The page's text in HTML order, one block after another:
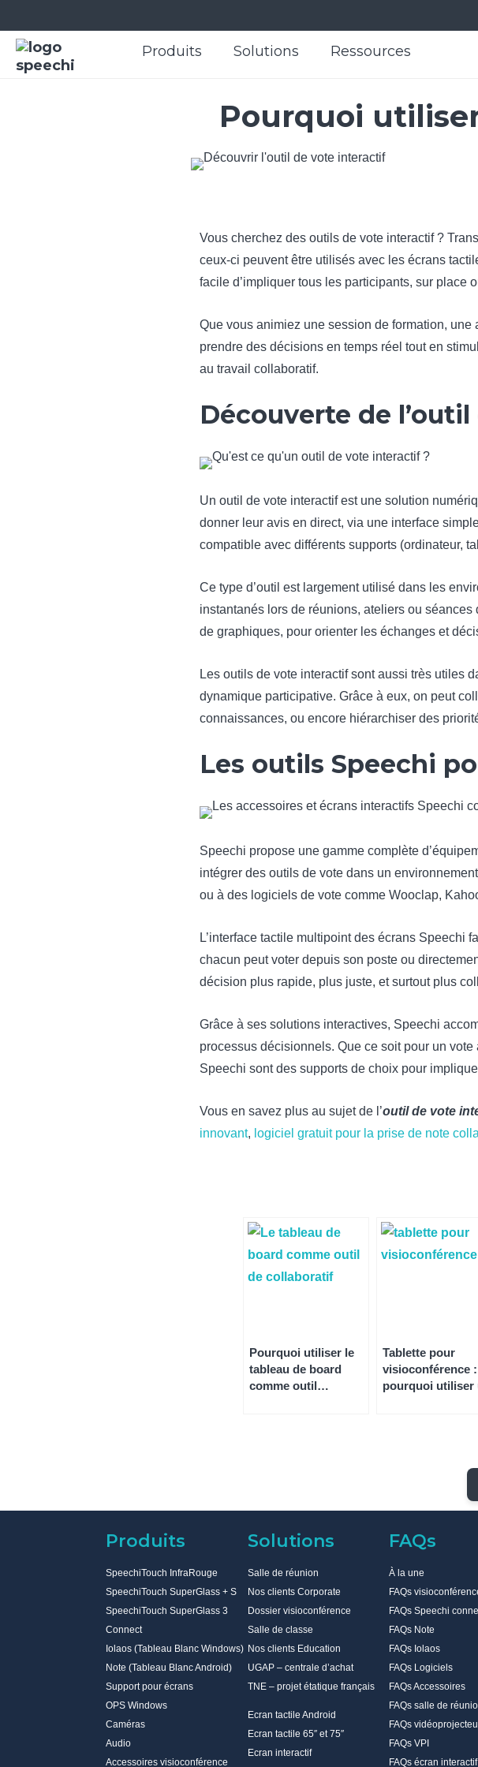
Produits Solutions Ressources
Pourquoi
Vous cherchez des outils de vote interactif ?
ceux-ci peuvent être utilisés avec les écrans
facile d’impliquer tous les participants, sur place
Que vous animiez une session de formation,
prendre des décisions en temps réel tout en
au travail collaboratif.
Découverte de
Un outil de vote interactif est une solution
donner leur avis en direct, via une interface
compatible avec différents supports (ordinateur,
Ce type d’outil est largement utilisé dans les
instantanés lors de réunions, ateliers ou
de graphiques, pour orienter les échanges et
Les outils de vote interactif sont aussi très utiles
dynamique participative. Grâce à eux, on peut
connaissances, ou encore hiérarchiser des
Les outils Speechi
Speechi propose une gamme complète
intégrer des outils de vote dans un
ou à des logiciels de vote comme Wooclap,
L’interface tactile multipoint des écrans Speechi
chacun peut voter depuis son poste ou
décision plus rapide, plus juste, et surtout plus
Grâce à ses solutions interactives, Speechi
processus décisionnels. Que ce soit pour un
Speechi sont des supports de choix pour
Vous en savez plus au sujet de l’outil de vote
innovant, logiciel gratuit pour la prise de note
Pourquoi utiliser le
tableau de board
comme outil
Tablette pour
visioconférence :
pourquoi utiliser
Produits
SpeechiTouch InfraRouge
SpeechiTouch SuperGlass + S
SpeechiTouch SuperGlass 3
Connect
Iolaos (Tableau Blanc Windows)
Note (Tableau Blanc Android)
Support pour écrans
OPS Windows
Caméras
Audio
Accessoires visioconférence
Solutions
Salle de réunion
Nos clients Corporate
Dossier visioconférence
Salle de classe
Nos clients Education
UGAP – centrale d’achat
TNE – projet étatique français
Ecran tactile Android
Ecran tactile 65″ et 75″
Ecran interactif
FAQs
À la une
FAQs
FAQs Speechi
FAQs Note
FAQs Iolaos
FAQs Logiciels
FAQs Accessoires
FAQs salle de
FAQs
FAQs VPI
FAQs écran interactif